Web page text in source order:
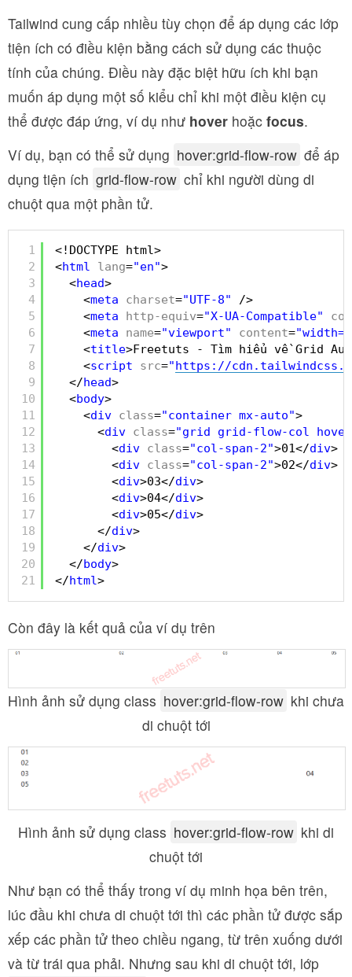
Tailwind cung cấp nhiều tùy chọn để áp dụng các lớp
tiện ích có điều kiện bằng cách sử dụng các thuộc
tính của chúng. Điều này đặc biệt hữu ích khi bạn
muốn áp dụng một số kiểu chỉ khi một điều kiện cụ
thể được đáp ứng, ví dụ như hover hoặc focus.
Ví dụ, bạn có thể sử dụng hover:grid-flow-row để áp
dụng tiện ích grid-flow-row chỉ khi người dùng di
chuột qua một phần tử.
1
2
3
4
5
6
7
8
9
10
11
12
13
14
15
16
17
18
19
20
21
<!DOCTYPE html>
<html lang="en">
<head>
<meta charset="UTF-8"
/>
<meta http-equiv="X-UA-Compatible"
<meta name="viewport" content=
<title>Freetuts - Tìm hiểu về Grid
<script src="https://
</head>
<body>
<div class="container mx-auto">
<div class="grid grid-flow-col
<div class="col-span-2">01</div>
<div class="col-span-2">02</div>
<div>03</div>
<div>04</div>
<div>05</div>
</div>
</div>
</body>
</html>
Còn đây là kết quả của ví dụ trên
Hình ảnh sử dụng class hover:grid-flow-row khi chưa
di chuột tới
Hình ảnh sử dụng class hover:grid-flow-row khi di
chuột tới
Như bạn có thể thấy trong ví dụ minh họa bên trên,
lúc đầu khi chưa di chuột tới thì các phần tử được sắp
xếp các phần tử theo chiều ngang, từ trên xuống dưới
và từ trái qua phải. Nhưng sau khi di chuột tới, lớp